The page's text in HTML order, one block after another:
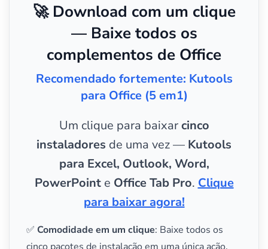
🚀 Download com um clique
— Baixe todos os
complementos de Office
Recomendado fortemente: Kutools
para Office (5 em1)
Um clique para baixarcinco
instaladores de uma vez — Kutools
para Excel, Outlook, Word,
PowerPointe Office Tab Pro. Clique
para baixar agora!
✅ Comodidade em um clique: Baixe todos os